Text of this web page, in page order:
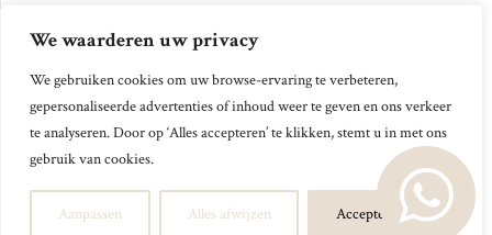
We waarderen uw privacy
We gebruiken cookies om uw browse-ervaring te verbeteren,
gepersonaliseerde advertenties of inhoud weer te geven en ons verkeer
te analyseren. Door op ‘Alles accepteren’ te klikken, stemt u in met ons
gebruik van cookies.
Aanpassen Alles afwijzen Accepteer alles
2024 © Perfect Finance & Advice. Alle Rechten
Voorbehouden.
Website gerealiseerd door RaceLine Media.